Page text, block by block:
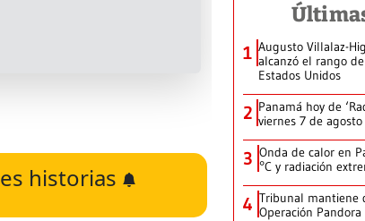
historias
1 Augusto Villalaz-
alcanzó el rango
Estados Unidos
2 Panamá hoy de
viernes 7 de agosto
3 Onda de calor en
°C y radiación
4 Tribunal mantiene
Operación Pandora